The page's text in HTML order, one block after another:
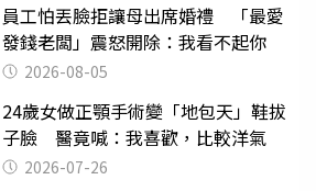
員工怕丟臉拒讓母出席婚禮 「最愛
發錢老闆」震怒開除：我看不起你
2026-08-05
24歲女做正顎手術變「地包天」鞋拔
子臉 醫竟喊：我喜歡，比較洋氣
2026-07-26